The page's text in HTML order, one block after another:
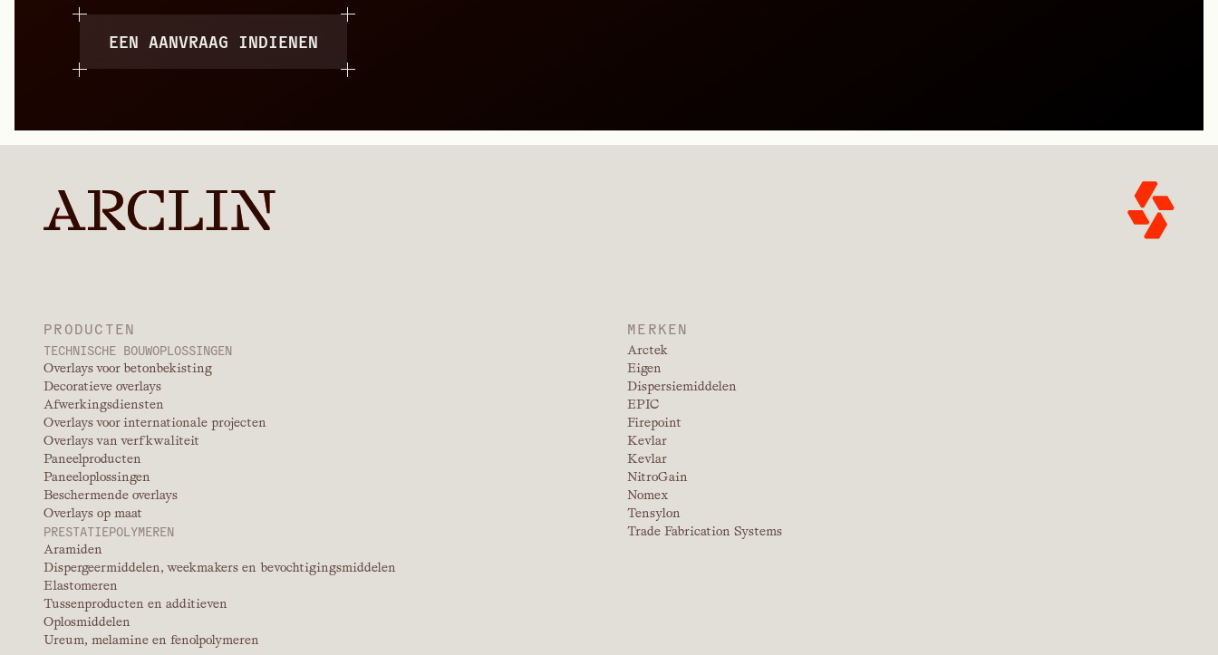
EEN AANVRAAG INDIENEN
PRODUCTEN
TECHNISCHE BOUWOPLOSSINGEN
Overlays voor betonbekisting
Decoratieve overlays
Afwerkingsdiensten
Overlays voor internationale projecten
Overlays van verfkwaliteit
Paneelproducten
Paneeloplossingen
Beschermende overlays
Overlays op maat
PRESTATIEPOLYMEREN
Aramiden
Dispergeermiddelen, weekmakers en bevochtigingsmiddelen
Elastomeren
Tussenproducten en additieven
Oplosmiddelen
Ureum, melamine en fenolpolymeren
MERKEN
Arctek
Eigen
Dispersiemiddelen
EPIC
Firepoint
Kevlar
Kevlar
NitroGain
Nomex
Tensylon
Trade Fabrication Systems